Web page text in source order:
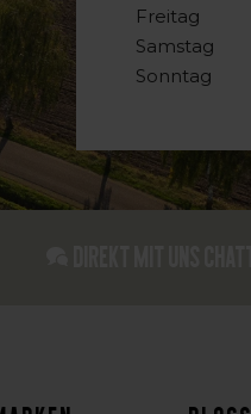
Freitag
Samstag
Sonntag